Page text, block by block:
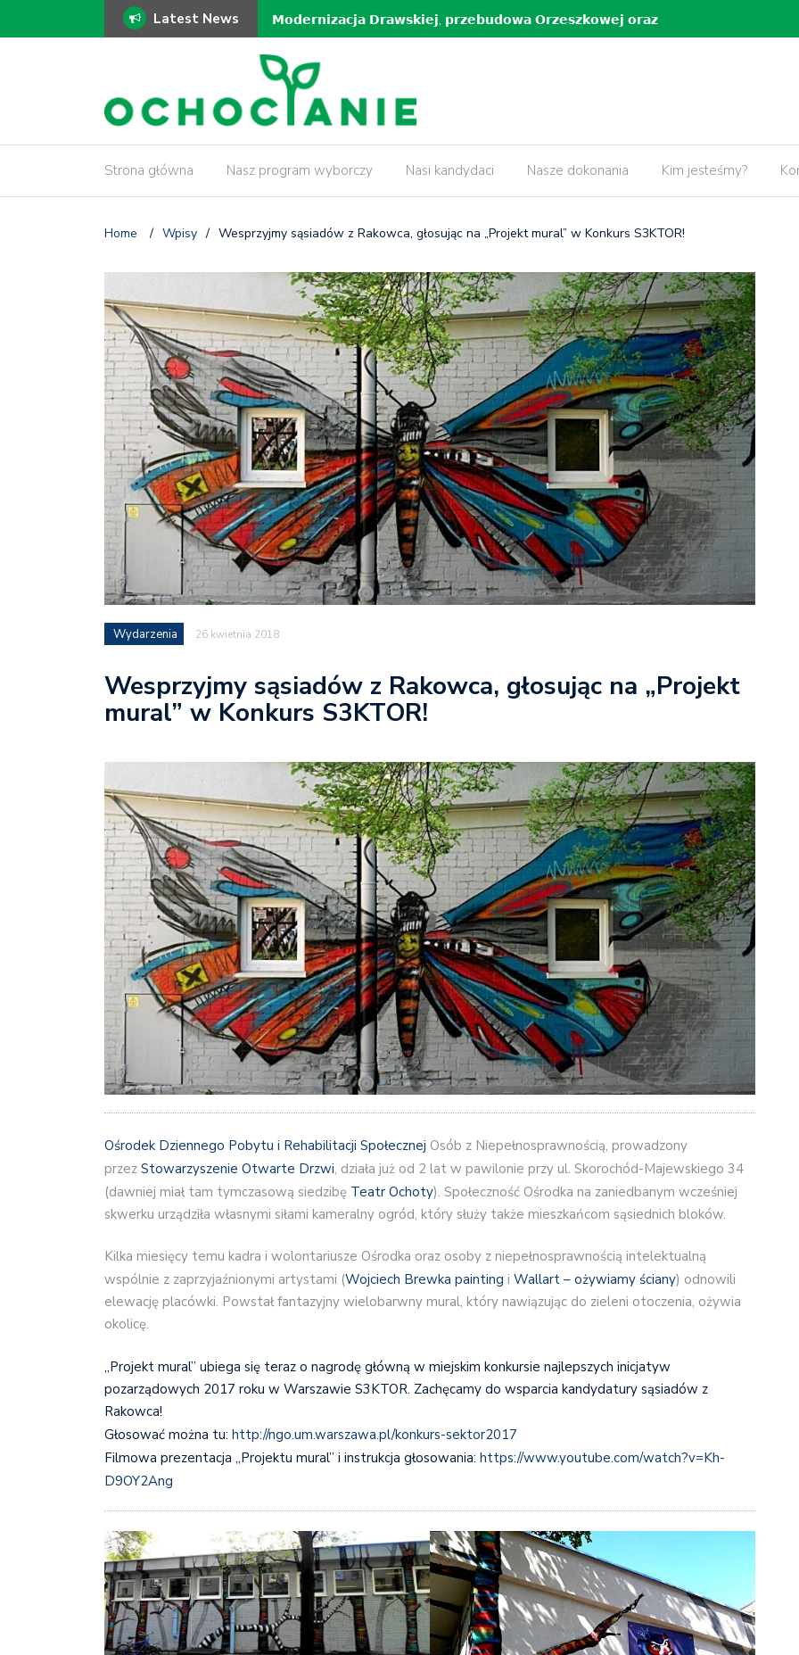
Latest News
𝗠𝗼𝗱𝗲𝗿𝗻𝗶𝘇𝗮𝗰𝗷𝗮 𝗗𝗿𝗮𝘄𝘀𝗸𝗶𝗲𝗷, 𝗽𝗿𝘇𝗲𝗯𝘂𝗱𝗼𝘄𝗮 𝗢𝗿𝘇𝗲𝘀𝘇𝗸𝗼𝘄𝗲𝗷 𝗼𝗿𝗮𝘇
𝗶𝗻𝘄𝗲𝗻𝘁𝗮𝗿𝘆𝘇𝗮𝗰𝗷𝗮 𝗱𝗿𝘇𝗲𝘄 𝘄 𝗻𝗮𝘀𝘇𝗲𝗷 𝗱𝘇𝗶𝗲𝗹𝗻𝗶𝗰𝘆!
Strona główna Nasz program wyborczy Nasi kandydaci Nasze dokonania Kim jesteśmy?
Home / Wpisy / Wesprzyjmy sąsiadów z Rakowca, głosując na „Projekt mural” w Konkurs S3KTOR!
Wydarzenia 26 kwietnia 2018
Wesprzyjmy sąsiadów z Rakowca, głosując na „Projekt
mural” w Konkurs S3KTOR!
Ośrodek Dziennego Pobytu i Rehabilitacji Społecznej Osób z Niepełnosprawnością, prowadzony
przez Stowarzyszenie Otwarte Drzwi, działa już od 2 lat w pawilonie przy ul. Skorochód-Majewskiego 34
(dawniej miał tam tymczasową siedzibę Teatr Ochoty). Społeczność Ośrodka na zaniedbanym wcześniej
skwerku urządziła własnymi siłami kameralny ogród, który służy także mieszkańcom sąsiednich bloków.
Kilka miesięcy temu kadra i wolontariusze Ośrodka oraz osoby z niepełnosprawnością intelektualną
wspólnie z zaprzyjaźnionymi artystami (Wojciech Brewka painting i Wallart – ożywiamy ściany) odnowili
elewację placówki. Powstał fantazyjny wielobarwny mural, który nawiązując do zieleni otoczenia, ożywia
okolicę.
„Projekt mural” ubiega się teraz o nagrodę główną w miejskim konkursie najlepszych inicjatyw
pozarządowych 2017 roku w Warszawie S3KTOR. Zachęcamy do wsparcia kandydatury sąsiadów z
Rakowca!
Głosować można tu: http://ngo.um.warszawa.pl/konkurs-sektor2017
Filmowa prezentacja „Projektu mural” i instrukcja głosowania: https://www.youtube.com/watch?v=Kh-
D9OY2Ang